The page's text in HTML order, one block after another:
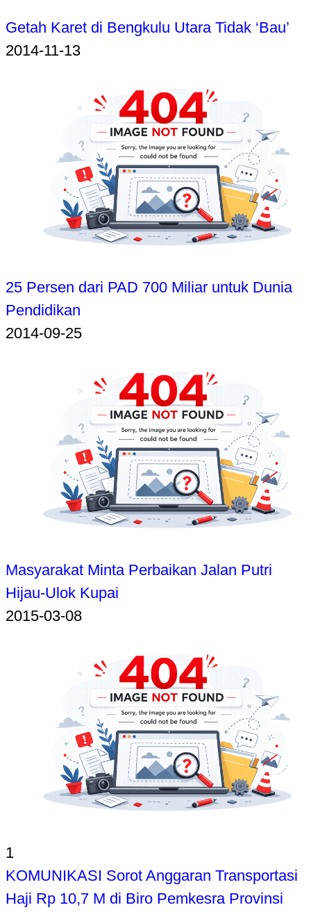
Getah Karet di Bengkulu Utara Tidak ‘Bau’
2014-11-13
25 Persen dari PAD 700 Miliar untuk Dunia
Pendidikan
2014-09-25
Masyarakat Minta Perbaikan Jalan Putri
Hijau-Ulok Kupai
2015-03-08
1
KOMUNIKASI Sorot Anggaran Transportasi
Haji Rp 10,7 M di Biro Pemkesra Provinsi